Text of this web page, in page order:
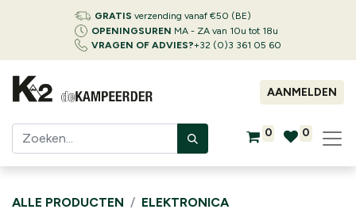
GRATIS verzending vanaf €50 (BE)
OPENINGSUREN MA - ZA van 10u tot 18u
VRAGEN OF ADVIES?+32 (0)3 361 05 60
AANMELDEN
0 0
ALLE PRODUCTEN
ELEKTRONICA